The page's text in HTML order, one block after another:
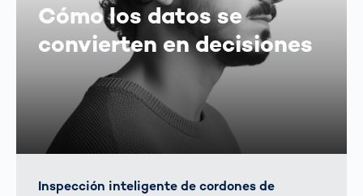
Cómo los datos se
convierten en decisiones
Inspección inteligente de cordones de